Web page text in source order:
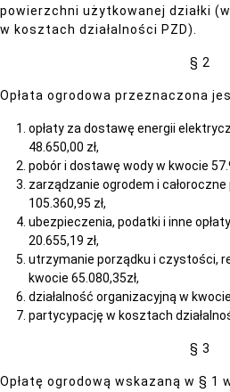
powierzchni użytkowanej działki
w kosztach działalności PZD).
§ 2
Opłata ogrodowa przeznaczona
opłaty za dostawę energii
48.650,00 zł,
pobór i dostawę wody w kwocie
zarządzanie ogrodem i
105.360,95 zł,
ubezpieczenia, podatki i inne
20.655,19 zł,
utrzymanie porządku i czystości,
kwocie 65.080,35zł,
działalność organizacyjną w kwocie
partycypację w kosztach
§ 3
Opłatę ogrodową wskazaną w § 1